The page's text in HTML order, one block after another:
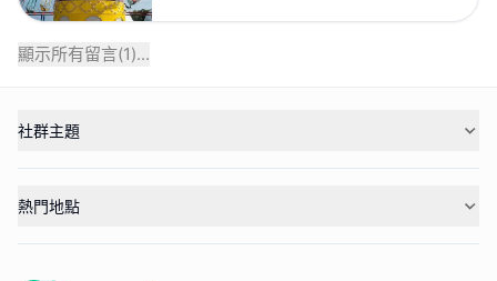
顯示所有留言(1)...
社群主題
熱門地點